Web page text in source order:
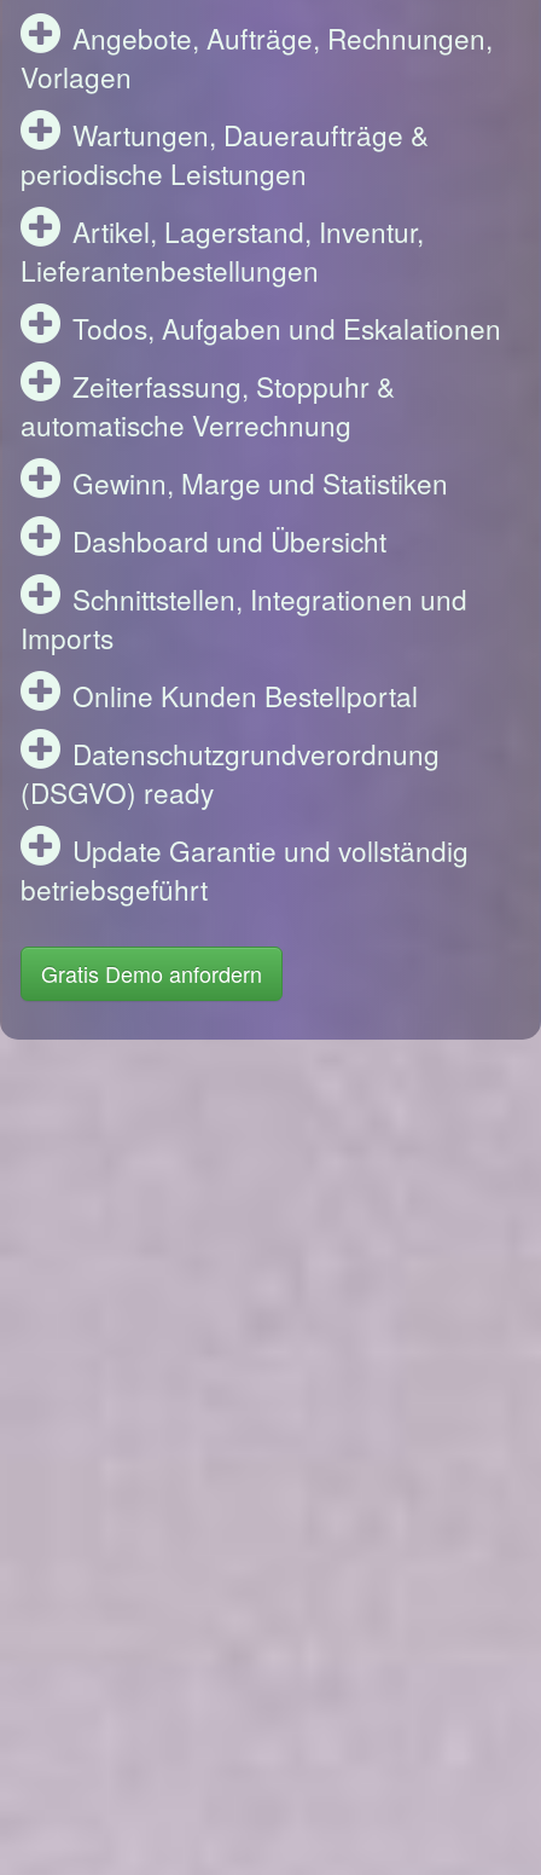
Angebote, Aufträge, Rechnungen,
Vorlagen
Wartungen, Daueraufträge &
periodische Leistungen
Artikel, Lagerstand, Inventur,
Lieferantenbestellungen
Todos, Aufgaben und Eskalationen
Zeiterfassung, Stoppuhr &
automatische Verrechnung
Gewinn, Marge und Statistiken
Dashboard und Übersicht
Schnittstellen, Integrationen und
Imports
Online Kunden Bestellportal
Datenschutzgrundverordnung
(DSGVO) ready
Update Garantie und vollständig
betriebsgeführt
Gratis Demo anfordern